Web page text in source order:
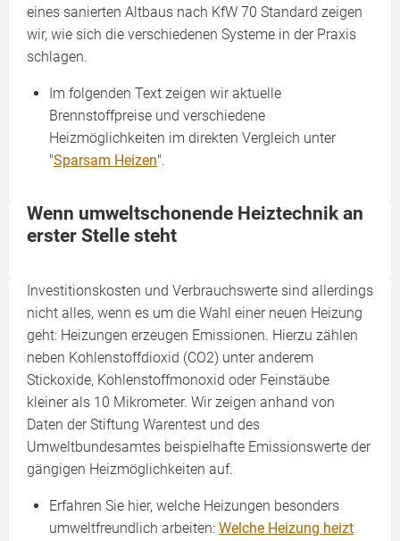
eines sanierten Altbaus nach KfW 70 Standard zeigen
wir, wie sich die verschiedenen Systeme in der Praxis
schlagen.
Im folgenden Text zeigen wir aktuelle
Brennstoffpreise und verschiedene
Heizmöglichkeiten im direkten Vergleich unter
"Sparsam Heizen".
Wenn umweltschonende Heiztechnik an
erster Stelle steht
Investitionskosten und Verbrauchswerte sind allerdings
nicht alles, wenn es um die Wahl einer neuen Heizung
geht: Heizungen erzeugen Emissionen. Hierzu zählen
neben Kohlenstoffdioxid (CO2) unter anderem
Stickoxide, Kohlenstoffmonoxid oder Feinstäube
kleiner als 10 Mikrometer. Wir zeigen anhand von
Daten der Stiftung Warentest und des
Umweltbundesamtes beispielhafte Emissionswerte der
gängigen Heizmöglichkeiten auf.
Erfahren Sie hier, welche Heizungen besonders
umweltfreundlich arbeiten: Welche Heizung heizt